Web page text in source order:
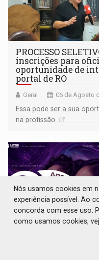
PROCESSO
inscrições para
oportunidade de
portal de RO
Geral 06 de Agosto
Essa pode ser a sua
na profissão
Nós usamos cookies em
experiência possível. Ao
concorda com esse uso.
como usamos cookies,